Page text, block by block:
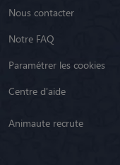
Nous contacter
Notre FAQ
Paramétrer les cookies
Centre d'aide
Animaute recrute